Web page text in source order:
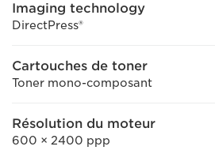
Imaging technology
DirectPress®
Cartouches de toner
Toner mono-composant
Résolution du moteur
600 × 2400 ppp